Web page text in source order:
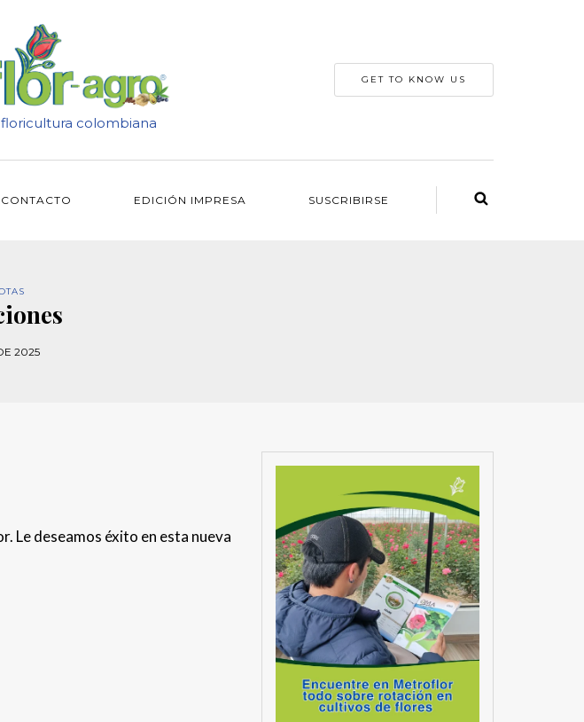
colombiana
GET TO KNOW US
CONTACTO EDICIÓN IMPRESA SUSCRIBIRSE
2025
Le deseamos éxito en esta nueva